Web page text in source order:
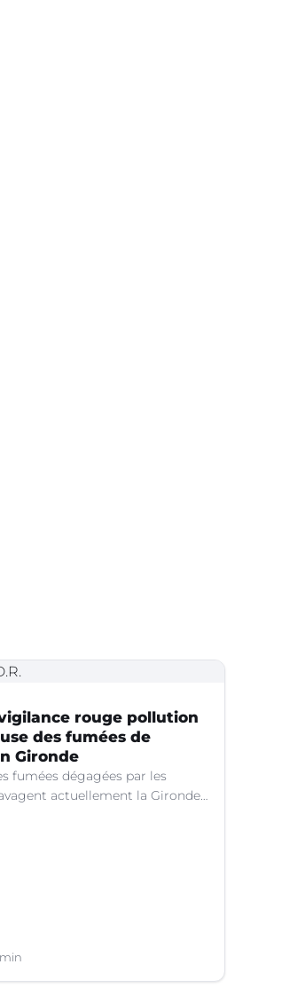
rouge pollution
des fumées de
Gironde
fumées dégagées par les
actuellement la Gironde